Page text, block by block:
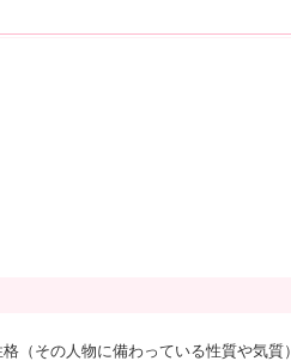
（その人物に備わっている性質や気質